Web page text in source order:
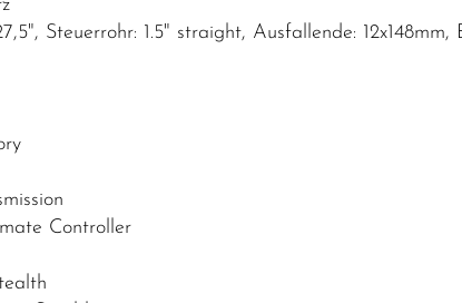
Steuerrohr: 1.5" straight, Ausfallende:
Controller